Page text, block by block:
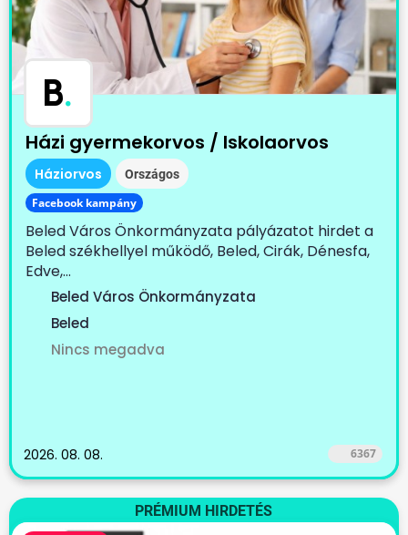
B.
Házi gyermekorvos / Iskolaorvos
Háziorvos Országos
Facebook kampány
Beled Város Önkormányzata pályázatot hirdet a
Beled székhellyel működő, Beled, Cirák, Dénesfa,
Edve,...
Beled Város Önkormányzata
Beled
Nincs megadva
2026. 08. 08. 6367
PRÉMIUM HIRDETÉS